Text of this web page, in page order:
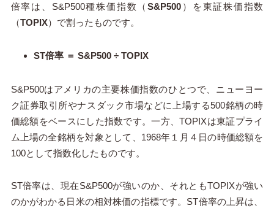
倍率は、S&P500種株価指数（S&P500 ）を東証株価指数
（TOPIX）で割ったものです。
ST倍率 ＝ S&P500 ÷ TOPIX
S&P500はアメリカの主要株価指数のひとつで、ニューヨー
ク証券取引所やナスダック市場などに上場する500銘柄の時
価総額をベースにした指数です。一方、TOPIXは東証プライ
ム上場の全銘柄を対象として、1968年１月４日の時価総額を
100として指数化したものです。
ST倍率は、現在S&P500が強いのか、それともTOPIXが強い
のかがわかる日米の相対株価の指標です。ST倍率の上昇は、